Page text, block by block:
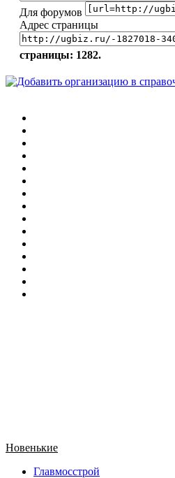
Для форумов
Адрес страницы
страницы: 1282.
Новенькие
Главмосстрой